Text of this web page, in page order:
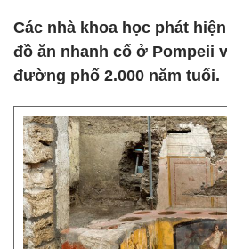
Các nhà khoa học phát
đồ ăn nhanh cổ ở Pompeii
đường phố 2.000 năm tuổi.